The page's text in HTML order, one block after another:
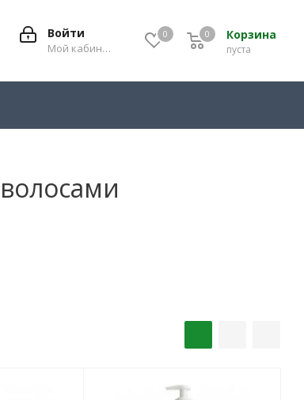
0 Корзина
0
пуста
0
Войти
Мой кабинет